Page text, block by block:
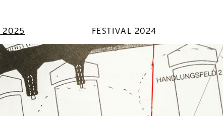
2025 FESTIVAL 2024